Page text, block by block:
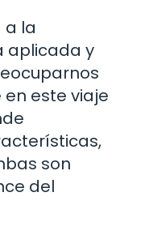
a la
aplicada y
este viaje
son
del